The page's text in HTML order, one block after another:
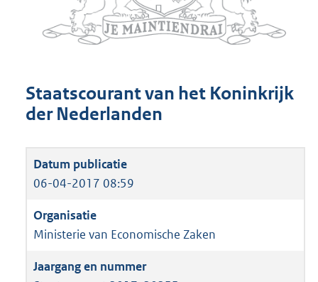
Staatscourant van het Koninkrijk
der Nederlanden
06-04-2017 08:59
Ministerie van Economische Zaken